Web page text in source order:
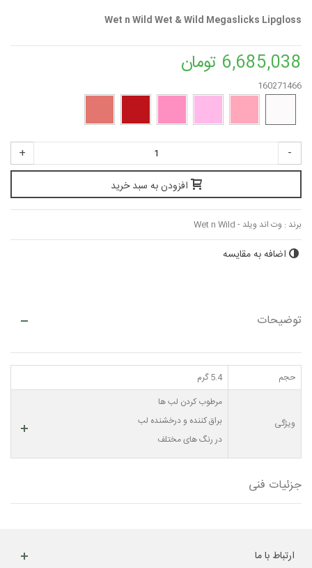
Wet n Wild Wet & Wild Megaslicks Lipgloss
6,685,038 تومان
160271466
-
+
افزودن به سبد خرید
برند : وت اند ویلد - Wet n Wild
اضافه به مقایسه
توضیحات
حجم 5.4 گرم
ویژگی
مرطوب کردن لب ها
براق کننده و درخشنده لب
در رنگ های مختلف
جزئیات فنی
ارتباط با ما